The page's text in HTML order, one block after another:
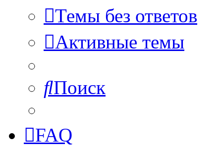
Темы без ответов
Активные темы
Поиск
FAQ